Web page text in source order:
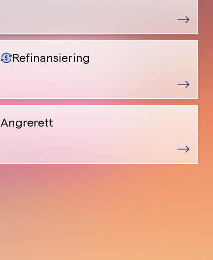
Refinansiering
Angrerett